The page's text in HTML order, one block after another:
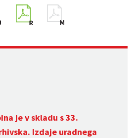
je v skladu s 33.
Izdaje uradnega